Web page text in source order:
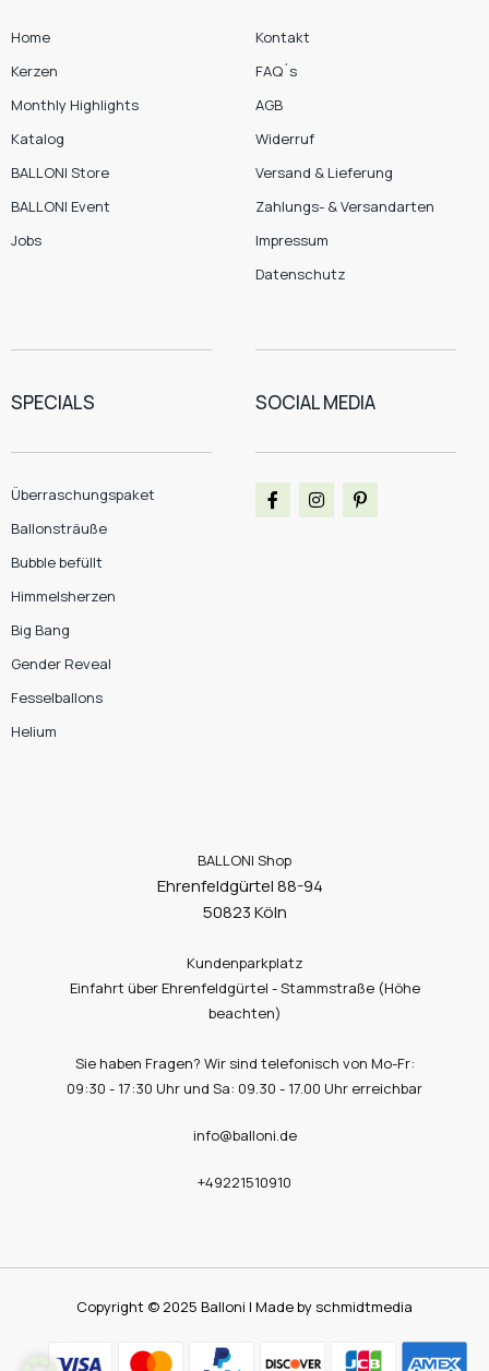
Home
Kerzen
Monthly Highlights
Katalog
BALLONI Store
BALLONI Event
Jobs
Kontakt
FAQ´s
AGB
Widerruf
Versand & Lieferung
Zahlungs- & Versandarten
Impressum
Datenschutz
SPECIALS
Überraschungspaket
Ballonsträuße
Bubble befüllt
Himmelsherzen
Big Bang
Gender Reveal
Fesselballons
Helium
SOCIAL MEDIA
BALLONI Shop
Ehrenfeldgürtel 88-94
50823 Köln
Kundenparkplatz
Einfahrt über Ehrenfeldgürtel - Stammstraße (Höhe
beachten)
Sie haben Fragen? Wir sind telefonisch von Mo-Fr:
09:30 - 17:30 Uhr und Sa: 09.30 - 17.00 Uhr erreichbar
info@balloni.de
+49221510910
Copyright © 2025 Balloni | Made by schmidtmedia